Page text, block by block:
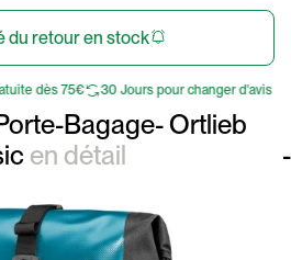
du retour en stock
dès 75€ 30 Jours pour changer d'avis
Bagage- Ortlieb
en détail